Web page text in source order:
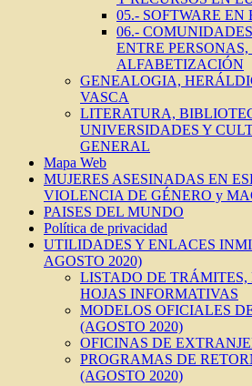
05.- SOFTWARE EN
06.-
ENTRE
ALFABETIZACIÓN
GENEALOGIA,
VASCA
LITERATURA,
UNIVERSIDADES Y
GENERAL
Mapa Web
MUJERES ASESINADAS EN
VIOLENCIA DE GÉNERO y
PAISES DEL MUNDO
Política de privacidad
UTILIDADES Y ENLACES
AGOSTO 2020)
LISTADO DE TRÁMITES,
HOJAS INFORMATIVAS
MODELOS OFICIALES
(AGOSTO 2020)
OFICINAS DE
PROGRAMAS DE
(AGOSTO 2020)